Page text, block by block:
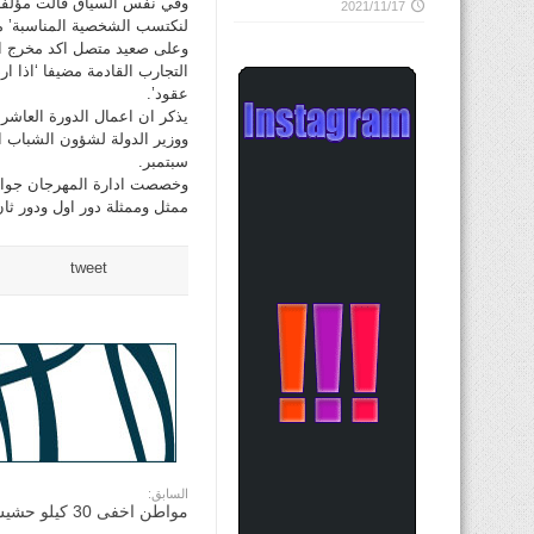
لنكتسب الشخصية المناسبة’
وعلى صعيد متصل اكد مخرج
التجارب القادمة مضيفا
عقود’.
يذكر ان اعمال الدورة
سبتمبر.
وخصصت ادارة المهرجان
ممثل وممثلة دور اول ودور
tweet
السابق:
مواطن اخفى 30 كيلو حشيش في سيارته
2021/11/17